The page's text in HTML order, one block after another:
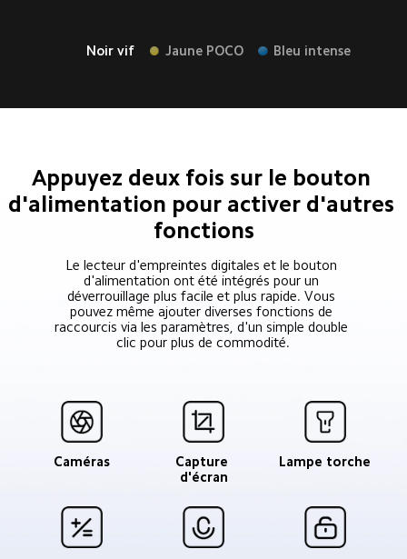
Noir vif Jaune POCO Bleu intense
Appuyez deux fois sur le bouton
d'alimentation pour activer d'autres
fonctions
Le lecteur d'empreintes digitales et le bouton
d'alimentation ont été intégrés pour un
déverrouillage plus facile et plus rapide. Vous
pouvez même ajouter diverses fonctions de
raccourcis via les paramètres, d'un simple double
clic pour plus de commodité.
Caméras
Capture
d'écran
Lampe torche